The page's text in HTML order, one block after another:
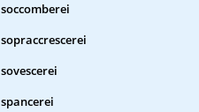
soccomberei
sopraccrescerei
sovescerei
spancerei